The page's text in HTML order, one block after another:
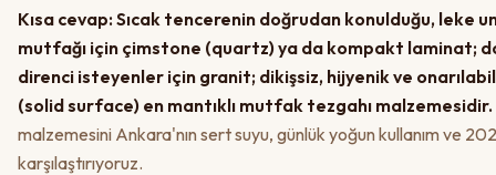
Kısa cevap: Sıcak tencerenin doğrudan konulduğu, leke
mutfağı için çimstone (quartz) ya da kompakt laminat;
direnci isteyenler için granit; dikişsiz, hijyenik ve
(solid surface) en mantıklı mutfak tezgahı malzemesidir.
malzemesini Ankara'nın sert suyu, günlük yoğun kullanım ve
karşılaştırıyoruz.